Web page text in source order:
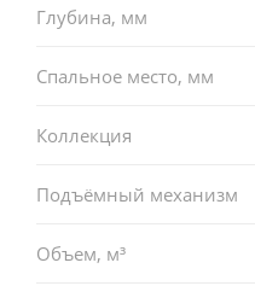
Глубина, мм
Спальное место, мм
Коллекция
Подъёмный механизм
Объем, м³